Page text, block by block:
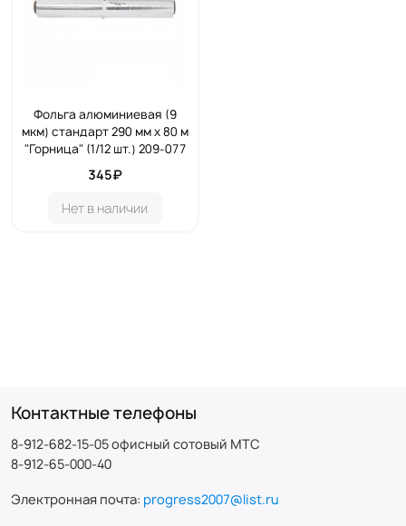
Фольга алюминиевая (9
мкм) стандарт 290 мм х 80 м
"Горница" (1/12 шт.) 209-077
345₽
Нет в наличии
Контактные телефоны
8-912-682-15-05 офисный сотовый МТС
8-912-65-000-40
Электронная почта: progress2007@list.ru